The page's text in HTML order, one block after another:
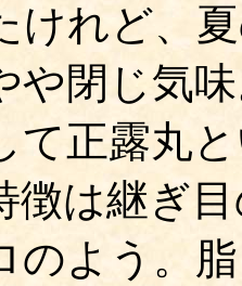
けれど、
や閉じ気
て正露丸
徴は継ぎ
のよう。